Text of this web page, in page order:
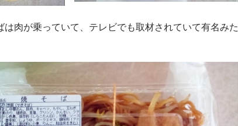
は肉が乗っていて、テレビでも取材されていて有名みた